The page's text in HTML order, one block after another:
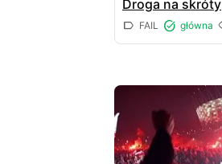
Droga na skróty
FAIL główna